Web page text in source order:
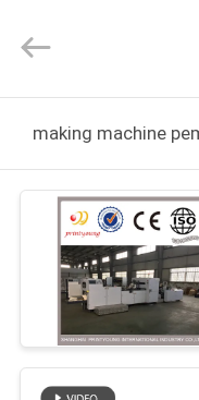
PRODUK
VIDEO
TENTANG
KAMI
Industry
Co.,Ltd.
Reserved.
making machine